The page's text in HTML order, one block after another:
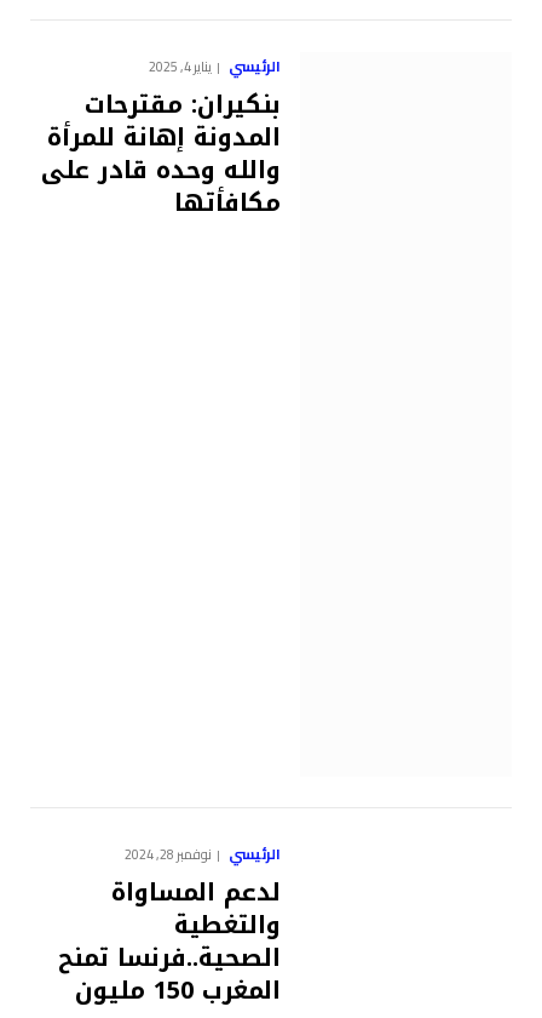
الرئيسي يناير 4, 2025
بنكيران: مقترحات
المدونة إهانة للمرأة
والله وحده قادر على
مكافأتها
الرئيسي نوفمبر 28, 2024
لدعم المساواة
والتغطية
الصحية..فرنسا تمنح
المغرب 150 مليون